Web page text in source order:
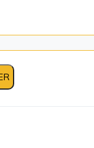
de Scrabble